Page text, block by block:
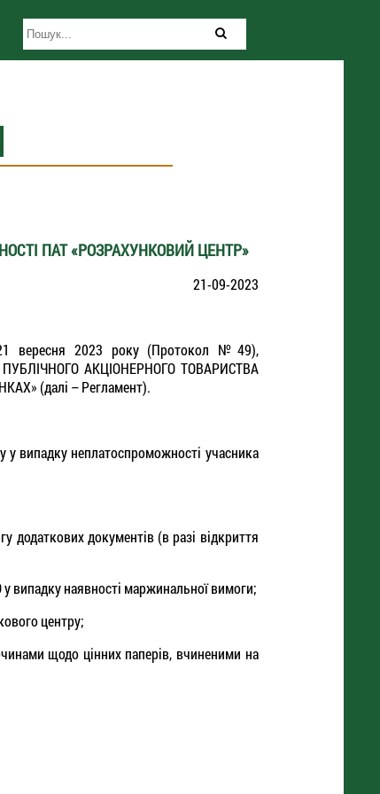
ПАТ «РОЗРАХУНКОВИЙ ЦЕНТР»
21-09-2023
21 вересня 2023 року (Протокол №49),
ПУБЛІЧНОГО АКЦІОНЕРНОГО ТОВАРИСТВА
(далі – Регламент).
у випадку неплатоспроможності учасника
додаткових документів (в разі відкриття
випадку наявності маржинальної вимоги;
центру;
щодо цінних паперів, вчиненими на